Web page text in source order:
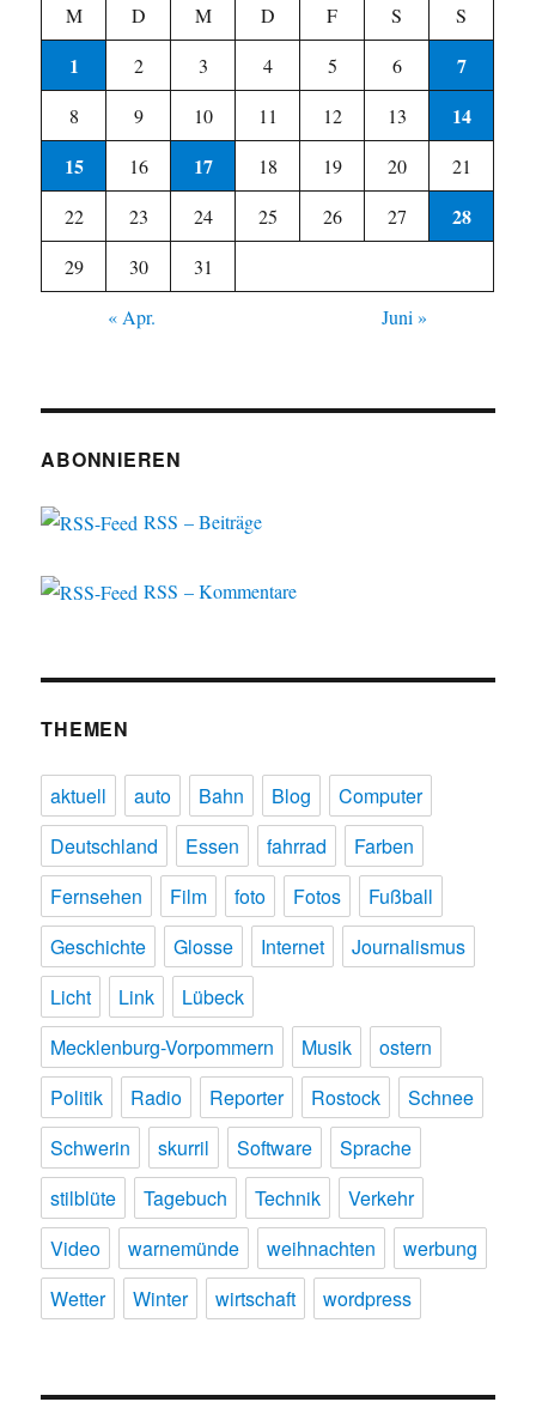
M D M D F S S
1 2 3 4 5 6 7
8 9 10 11 12 13
14
15
16 17 18 19 20
21
22
23 24 25 26 27 28
29 30
31
« Apr.
Juni »
ABONNIEREN
RSS – Beiträge
RSS – Kommentare
THEMEN
aktuell auto Bahn Blog
Computer
Deutschland
Essen fahrrad
Farben
Fernsehen
Film foto Fotos
Fußball
Geschichte
Glosse Internet
Journalismus
Licht
Link
Lübeck
Mecklenburg-Vorpommern
Musik
ostern
Politik
Radio Reporter Rostock
Schnee
Schwerin
skurril Software
Sprache
stilblüte
Tagebuch Technik
Verkehr
Video
warnemünde weihnachten
werbung
Wetter
Winter wirtschaft wordpress